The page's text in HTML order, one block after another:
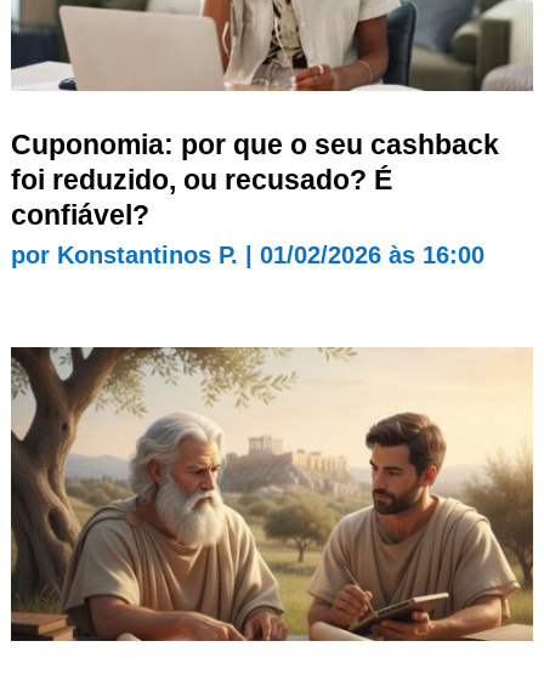
Cuponomia: por que o seu cashback
foi reduzido, ou recusado? É
confiável?
por Konstantinos P. 01/02/2026 às 16:00